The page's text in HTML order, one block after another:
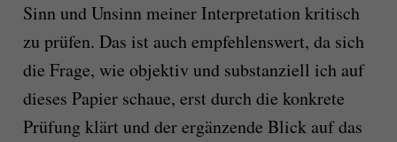
Sinn und Unsinn meiner Interpretation kritisch
zu prüfen. Das ist auch empfehlenswert, da sich
die Frage, wie objektiv und substanziell ich auf
dieses Papier schaue, erst durch die konkrete
Prüfung klärt und der ergänzende Blick auf das